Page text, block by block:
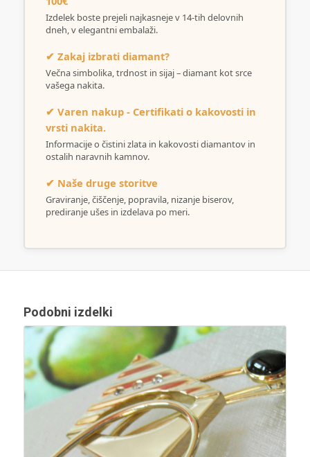
Izdelek boste prejeli najkasneje v 14-tih delovnih
dneh, v elegantni embalaži.
✔ Zakaj izbrati diamant?
Večna simbolika, trdnost in sijaj – diamant kot srce
vašega nakita.
✔ Varen nakup - Certifikati o kakovosti in
vrsti nakita.
Informacije o čistini zlata in kakovosti diamantov in
ostalih naravnih kamnov.
✔ Naše druge storitve
Graviranje, čiščenje, popravila, nizanje biserov,
prediranje ušes in izdelava po meri.
Podobni izdelki